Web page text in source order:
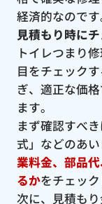
経済的なのです
見積もり時に
トイレつまり
目をチェック
ぎ、適正な価
ます。
まず確認すべ
式」などのあい
業料金、部品
るかをチェック
次に、見積も